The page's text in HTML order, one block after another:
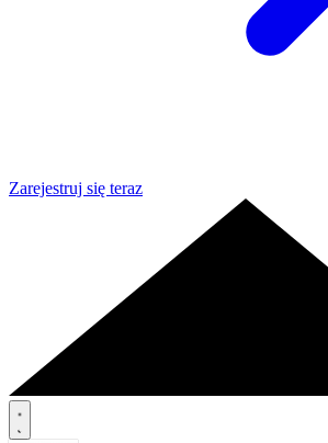
Zarejestruj się teraz